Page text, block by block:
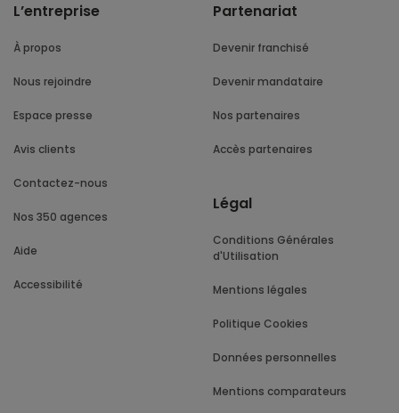
L’entreprise
À propos
Nous rejoindre
Espace presse
Avis clients
Contactez-nous
Nos 350 agences
Aide
Accessibilité
Partenariat
Devenir franchisé
Devenir mandataire
Nos partenaires
Accès partenaires
Légal
Conditions Générales
d'Utilisation
Mentions légales
Politique Cookies
Données personnelles
Mentions comparateurs